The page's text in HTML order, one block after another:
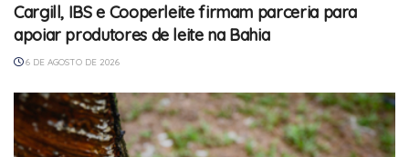
Cargill, IBS e Cooperleite firmam parceria para
apoiar produtores de leite na Bahia
6 DE AGOSTO DE 2026